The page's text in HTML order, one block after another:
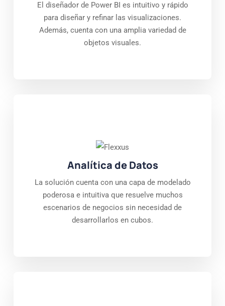
El diseñador de Power BI es intuitivo y rápido
para diseñar y refinar las visualizaciones.
Además, cuenta con una amplia variedad de
objetos visuales.
Analítica de Datos
La solución cuenta con una capa de modelado
poderosa e intuitiva que resuelve muchos
escenarios de negocios sin necesidad de
desarrollarlos en cubos.